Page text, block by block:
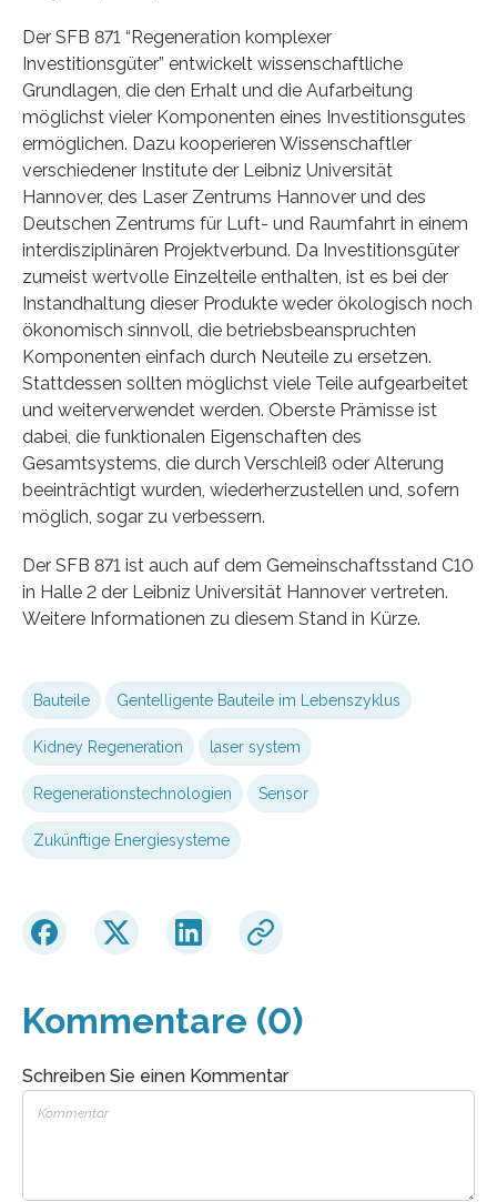
Der SFB 871 “Regeneration komplexer
Investitionsgüter” entwickelt wissenschaftliche
Grundlagen, die den Erhalt und die Aufarbeitung
möglichst vieler Komponenten eines Investitionsgutes
ermöglichen. Dazu kooperieren Wissenschaftler
verschiedener Institute der Leibniz Universität
Hannover, des Laser Zentrums Hannover und des
Deutschen Zentrums für Luft- und Raumfahrt in einem
interdisziplinären Projektverbund. Da Investitionsgüter
zumeist wertvolle Einzelteile enthalten, ist es bei der
Instandhaltung dieser Produkte weder ökologisch noch
ökonomisch sinnvoll, die betriebsbeanspruchten
Komponenten einfach durch Neuteile zu ersetzen.
Stattdessen sollten möglichst viele Teile aufgearbeitet
und weiterverwendet werden. Oberste Prämisse ist
dabei, die funktionalen Eigenschaften des
Gesamtsystems, die durch Verschleiß oder Alterung
beeinträchtigt wurden, wiederherzustellen und, sofern
möglich, sogar zu verbessern.
Der SFB 871 ist auch auf dem Gemeinschaftsstand C10
in Halle 2 der Leibniz Universität Hannover vertreten.
Weitere Informationen zu diesem Stand in Kürze.
Bauteile Gentelligente Bauteile im Lebenszyklus
Kidney Regeneration laser system
Regenerationstechnologien Sensor
Zukünftige Energiesysteme
Kommentare (0)
Schreiben Sie einen Kommentar